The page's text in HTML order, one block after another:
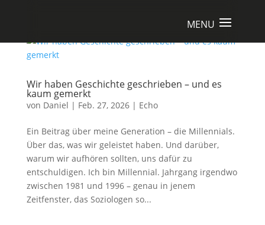
Wir haben Geschichte geschrieben – und es
kaum gemerkt
von Daniel | Feb. 27, 2026| Echo
Ein Beitrag über meine Generation – die Millennials.
Über das, was wir geleistet haben. Und darüber,
warum wir aufhören sollten, uns dafür zu
entschuldigen. Ich bin Millennial. Jahrgang irgendwo
zwischen 1981 und 1996 – genau in jenem
Zeitfenster, das Soziologen so...